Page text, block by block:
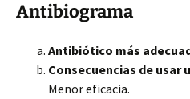
Antibiograma
Antibiótico más
Consecuencias de
Menor eficacia.